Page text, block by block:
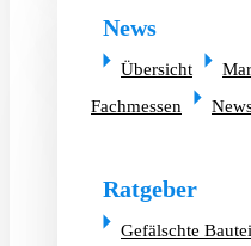
News
Übersicht
Fachmessen
Ratgeber
Gefälschte